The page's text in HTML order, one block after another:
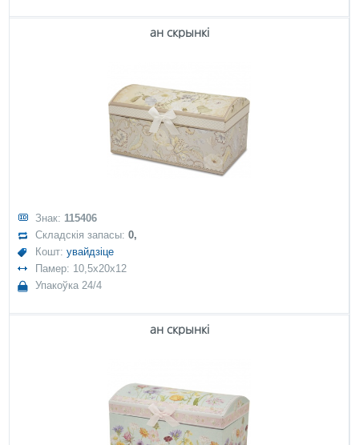
ан скрынкі
Знак: 115406
Складскія запасы:0,
Кошт:увайдзіце
Памер: 10,5x20x12
Упакоўка 24/4
ан скрынкі